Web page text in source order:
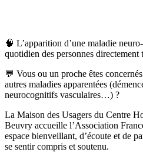
🧠 L’apparition d’une maladie
quotidien des personnes directement
💬 Vous ou un proche êtes
autres maladies apparentées
neurocognitifs vasculaires…) ?
La Maison des Usagers du Centre
Beuvry accueille l’Association
espace bienveillant, d’écoute et de
se sentir compris et soutenu.